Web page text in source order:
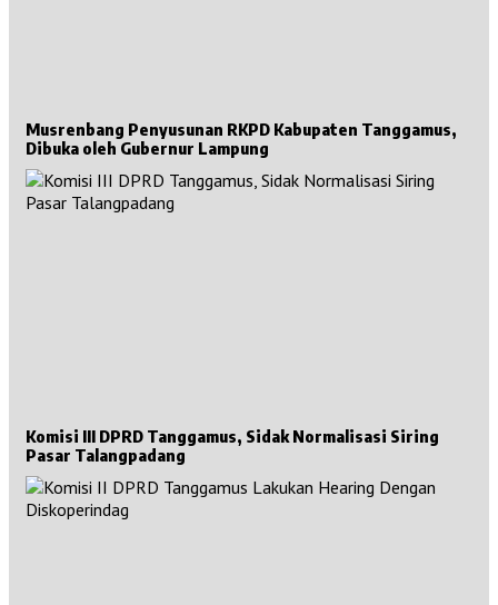
Musrenbang Penyusunan RKPD Kabupaten Tanggamus,
Dibuka oleh Gubernur Lampung
Komisi III DPRD Tanggamus, Sidak Normalisasi Siring
Pasar Talangpadang